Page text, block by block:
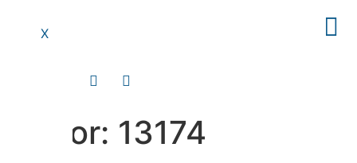
X
Autor: 13174